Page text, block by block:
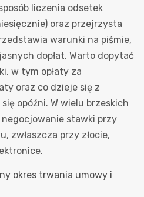
liczenia odsetek
oraz przejrzysta
warunki na piśmie,
dopłat. Warto dopytać
w tym opłaty za
oraz co dzieje się z
opóźni. W wielu brzeski​ch
stawki przy
zwłaszcza przy złocie,
okres trwania umowy i